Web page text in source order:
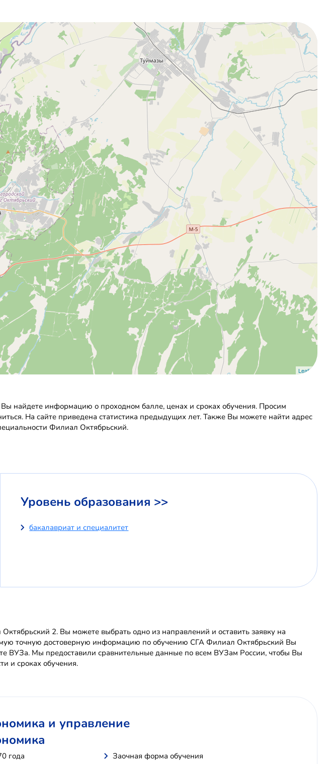
Leaflet
найдете информацию о проходном балле, ценах и сроках обучения. Просим
На сайте приведена статистика предыдущих лет. Также Вы можете найти адрес
Филиал Октябрьский.
Уровень образования >>
бакалавриат и специалитет
2. Вы можете выбрать одно из направлений и оставить заявку на
точную достоверную информацию по обучению СГА Филиал Октябрьский Вы
ВУЗа. Мы предоставили сравнительные данные по всем ВУЗам России, чтобы Вы
и сроках обучения.
и управление
года
Заочная форма обучения